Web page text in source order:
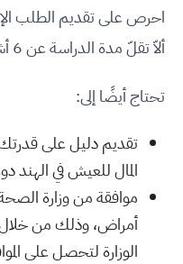
احرص على تقديم الطلب
ألاّ تقلّ مدة الدراسة عن 6 أشهر.
تحتاج أيضًا إلى:
تقديم دليل على
المال للعيش في الهند
موافقة من وزارة
أمراض، وذلك من خلال
الوزارة لتحصل على